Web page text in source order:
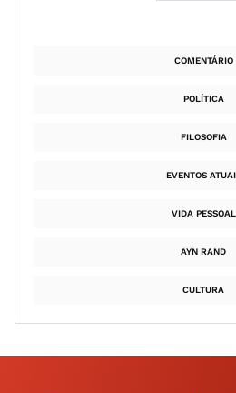
COMENTÁRIO
POLÍTICA
FILOSOFIA
EVENTOS
VIDA PESSOAL
AYN RAND
CULTURA